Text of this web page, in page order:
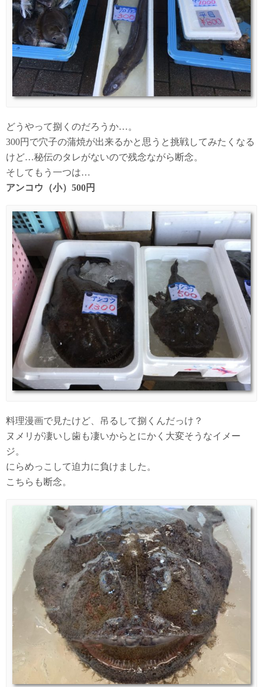
どうやって捌くのだろうか…。
300円で穴子の蒲焼が出来るかと思うと挑戦してみたくなる
けど…秘伝のタレがないので残念ながら断念。
そしてもう一つは…
アンコウ（小）500円
料理漫画で見たけど、吊るして捌くんだっけ？
ヌメリが凄いし歯も凄いからとにかく大変そうなイメー
ジ。
にらめっこして迫力に負けました。
こちらも断念。